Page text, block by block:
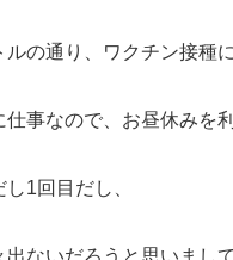
の通り、ワクチン接種
仕事なので、お昼休みを
1回目だし、
ないだろうと思いまして